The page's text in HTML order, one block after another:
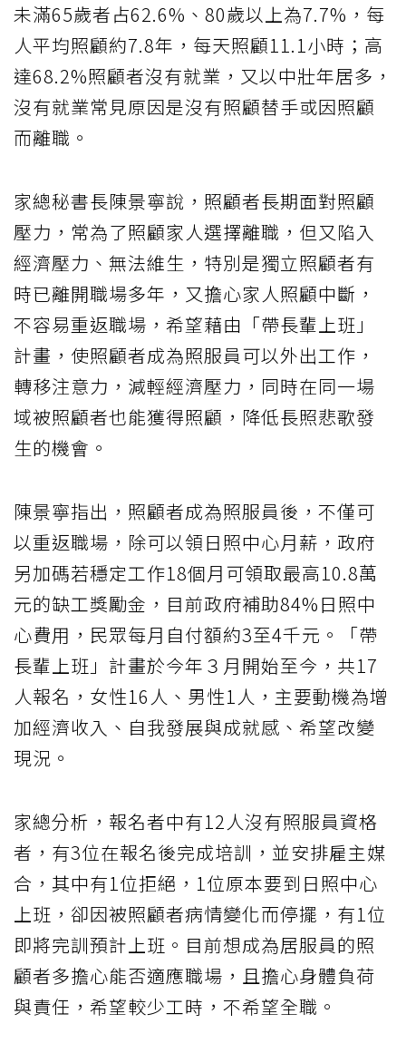
未滿65歲者占62.6%、80歲以上為7.7%，每
人平均照顧約7.8年，每天照顧11.1小時；高
達68.2%照顧者沒有就業，又以中壯年居多，
沒有就業常見原因是沒有照顧替手或因照顧
而離職。
家總秘書長陳景寧說，照顧者長期面對照顧
壓力，常為了照顧家人選擇離職，但又陷入
經濟壓力、無法維生，特別是獨立照顧者有
時已離開職場多年，又擔心家人照顧中斷，
不容易重返職場，希望藉由「帶長輩上班」
計畫，使照顧者成為照服員可以外出工作，
轉移注意力，減輕經濟壓力，同時在同一場
域被照顧者也能獲得照顧，降低長照悲歌發
生的機會。
陳景寧指出，照顧者成為照服員後，不僅可
以重返職場，除可以領日照中心月薪，政府
另加碼若穩定工作18個月可領取最高10.8萬
元的缺工獎勵金，目前政府補助84%日照中
心費用，民眾每月自付額約3至4千元。「帶
長輩上班」計畫於今年３月開始至今，共17
人報名，女性16人、男性1人，主要動機為增
加經濟收入、自我發展與成就感、希望改變
現況。
家總分析，報名者中有12人沒有照服員資格
者，有3位在報名後完成培訓，並安排雇主媒
合，其中有1位拒絕，1位原本要到日照中心
上班，卻因被照顧者病情變化而停擺，有1位
即將完訓預計上班。目前想成為居服員的照
顧者多擔心能否適應職場，且擔心身體負荷
與責任，希望較少工時，不希望全職。